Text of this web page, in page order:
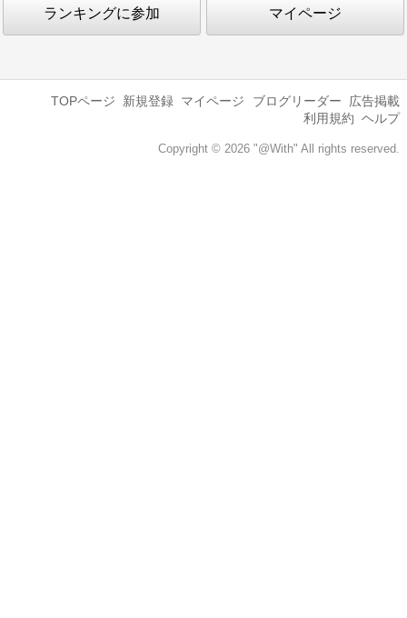
ランキングに参加 マイページ
TOPページ 新規登録 マイページ ブログリーダー
広告掲載
利用規約 ヘルプ
Copyright © 2026 "@With" All rights reserved.